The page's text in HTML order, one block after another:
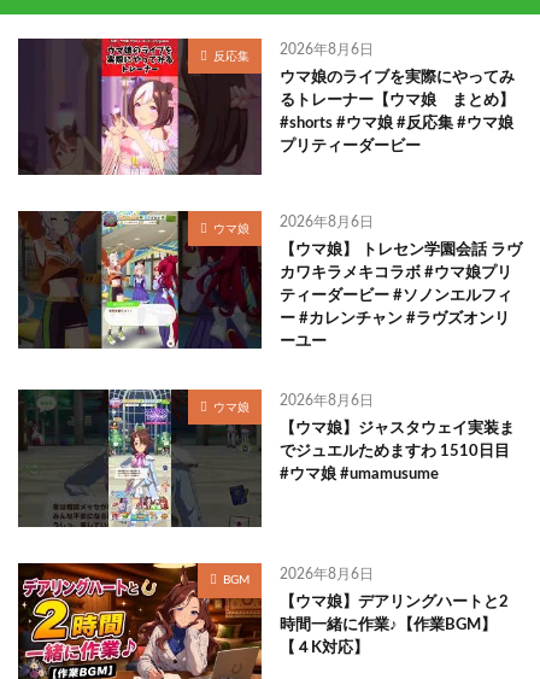
反応集 2026年8月6日
ウマ娘のライブを実際にやってみ
るトレーナー【ウマ娘 まとめ】
#shorts #ウマ娘 #反応集 #ウマ娘
プリティーダービー
ウマ娘 2026年8月6日
【ウマ娘】 トレセン学園会話 ラヴ
カワキラメキコラボ #ウマ娘プリ
ティーダービー #ソノンエルフィ
ー #カレンチャン #ラヴズオンリ
ーユー
ウマ娘 2026年8月6日
【ウマ娘】ジャスタウェイ実装ま
でジュエルためますわ 1510日目
#ウマ娘 #umamusume
BGM 2026年8月6日
【ウマ娘】デアリングハートと2
時間一緒に作業♪【作業BGM】
【４K対応】